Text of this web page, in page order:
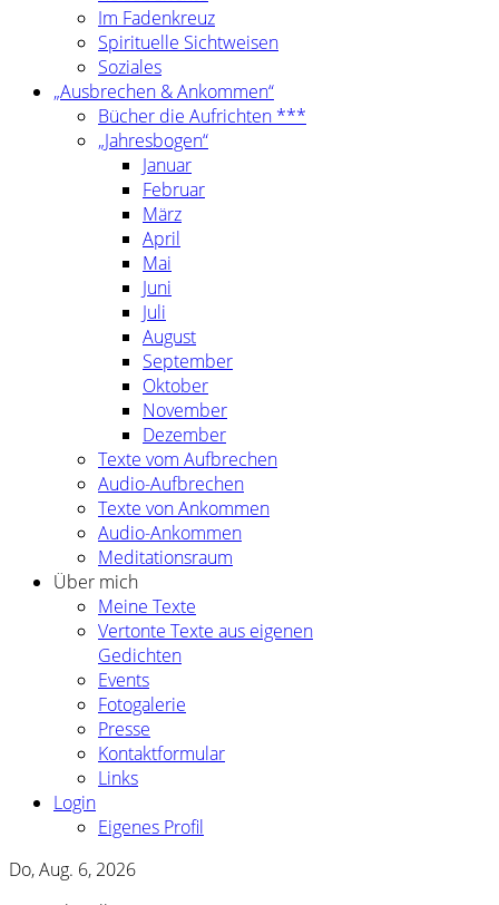
Im Fadenkreuz
Spirituelle Sichtweisen
Soziales
„Ausbrechen & Ankommen“
Bücher die Aufrichten ***
„Jahresbogen“
Januar
Februar
März
April
Mai
Juni
Juli
August
September
Oktober
November
Dezember
Texte vom Aufbrechen
Audio-Aufbrechen
Texte von Ankommen
Audio-Ankommen
Meditationsraum
Über mich
Meine Texte
Vertonte Texte aus eigenen
Gedichten
Events
Fotogalerie
Presse
Kontaktformular
Links
Login
Eigenes Profil
Do, Aug. 6, 2026